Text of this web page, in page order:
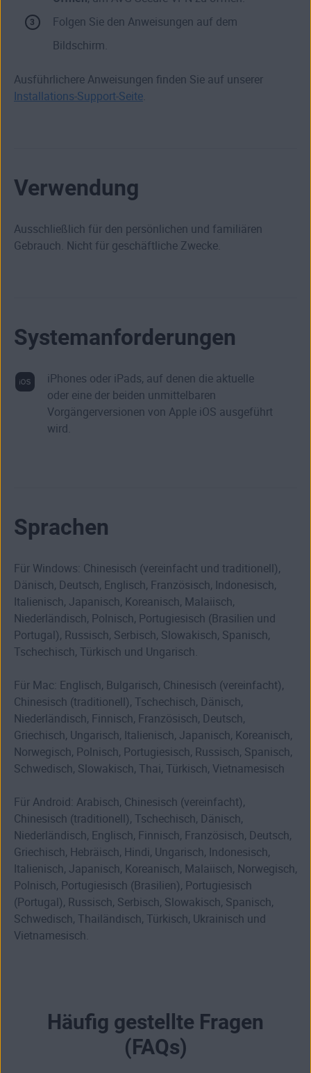
Folgen Sie den Anweisungen auf dem
Bildschirm.
Ausführlichere Anweisungen finden Sie auf unserer
Installations-Support-Seite.
Verwendung
Ausschließlich für den persönlichen und familiären
Gebrauch. Nicht für geschäftliche Zwecke.
Systemanforderungen
iPhones oder iPads, auf denen die aktuelle
oder eine der beiden unmittelbaren
Vorgängerversionen von Apple iOS ausgeführt
wird.
Sprachen
Für Windows: Chinesisch (vereinfacht und traditionell),
Dänisch, Deutsch, Englisch, Französisch, Indonesisch,
Italienisch, Japanisch, Koreanisch, Malaiisch,
Niederländisch, Polnisch, Portugiesisch (Brasilien und
Portugal), Russisch, Serbisch, Slowakisch, Spanisch,
Tschechisch, Türkisch und Ungarisch.
Für Mac: Englisch, Bulgarisch, Chinesisch (vereinfacht),
Chinesisch (traditionell), Tschechisch, Dänisch,
Niederländisch, Finnisch, Französisch, Deutsch,
Griechisch, Ungarisch, Italienisch, Japanisch, Koreanisch,
Norwegisch, Polnisch, Portugiesisch, Russisch, Spanisch,
Schwedisch, Slowakisch, Thai, Türkisch, Vietnamesisch
Für Android: Arabisch, Chinesisch (vereinfacht),
Chinesisch (traditionell), Tschechisch, Dänisch,
Niederländisch, Englisch, Finnisch, Französisch, Deutsch,
Griechisch, Hebräisch, Hindi, Ungarisch, Indonesisch,
Italienisch, Japanisch, Koreanisch, Malaiisch, Norwegisch,
Polnisch, Portugiesisch (Brasilien), Portugiesisch
(Portugal), Russisch, Serbisch, Slowakisch, Spanisch,
Schwedisch, Thailändisch, Türkisch, Ukrainisch und
Vietnamesisch.
Häufig gestellte Fragen
(FAQs)